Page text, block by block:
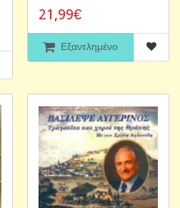
21,99€
Εξαντλημένο